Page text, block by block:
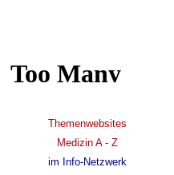
Themenwebsites
Medizin A - Z
im Info-Netzwerk